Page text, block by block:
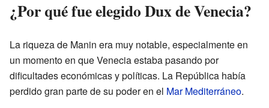
¿Por qué fue elegido Dux de Venecia?
La riqueza de Manin era muy notable, especialmente en
un momento en que Venecia estaba pasando por
dificultades económicas y políticas. La República había
perdido gran parte de su poder en el Mar Mediterráneo.